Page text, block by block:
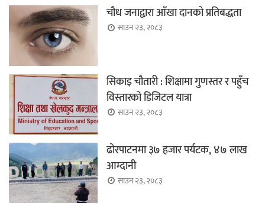
चौध जनाद्वारा आँखा दानको प्रतिबद्धता
साउन २३, २०८३
सिकाइ चौतारी : शिक्षामा गुणस्तर र पहुँच
विस्तारको डिजिटल यात्रा
साउन २३, २०८३
ढोरपाटनमा ३७ हजार पर्यटक, ४७ लाख
आम्दानी
साउन २३, २०८३